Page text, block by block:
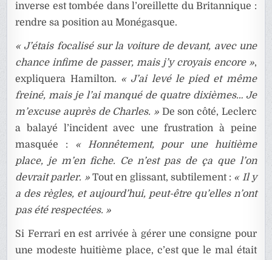
inverse est tombée dans l’oreillette du Britannique :
rendre sa position au Monégasque.
« J’étais focalisé sur la voiture de devant, avec une
chance infime de passer, mais j’y croyais encore »,
expliquera Hamilton. « J’ai levé le pied et même
freiné, mais je l’ai manqué de quatre dixièmes… Je
m’excuse auprès de Charles. » De son côté, Leclerc
a balayé l’incident avec une frustration à peine
masquée : « Honnêtement, pour une huitième
place, je m’en fiche. Ce n’est pas de ça que l’on
devrait parler. »Tout en glissant, subtilement : « Il y
a des règles, et aujourd’hui, peut-être qu’elles n’ont
pas été respectées. »
Si Ferrari en est arrivée à gérer une consigne pour
une modeste huitième place, c’est que le mal était